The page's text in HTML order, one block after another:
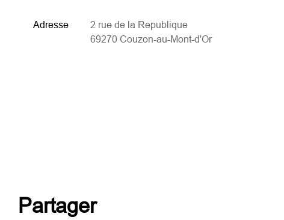
Adresse
2 rue de la Republique
69270 Couzon-au-Mont-d'Or
partager